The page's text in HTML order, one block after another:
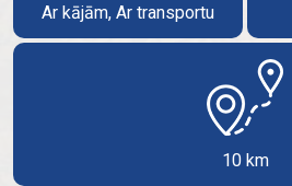
Ar kājām, Ar transportu
10 km